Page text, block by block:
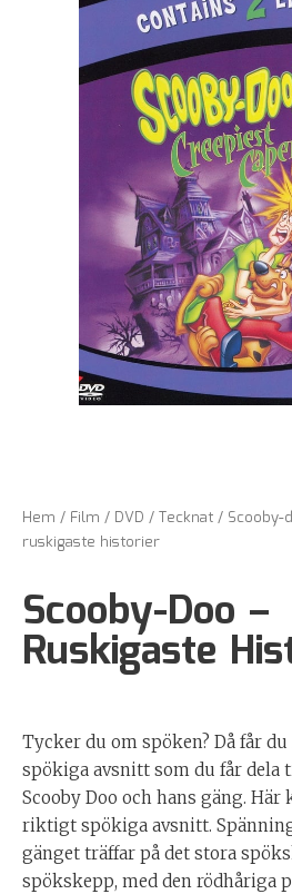
Hem / Film / DVD /Tecknat/ Scooby-
ruskigaste historier
Scooby-Doo –
Ruskigaste
Tycker du om spöken? Då får
spökiga avsnitt som du får dela
Scooby Doo och hans gäng.
riktigt spökiga avsnitt.
gänget träffar på det stora
spökskepp, med den rödhåriga